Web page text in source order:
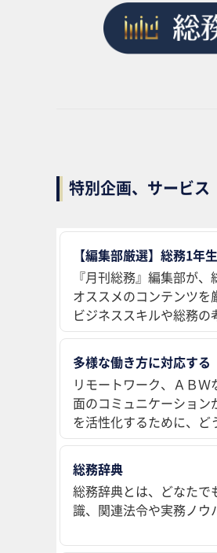
特別企画、サービス
【編集部厳選】総務1年
『月刊総務』編集部が
オススメのコンテンツを
ビジネススキルや総務
多様な働き方に対応す
リモートワーク、ＡＢ
面のコミュニケーショ
を活性化するために、ど
総務辞典
総務辞典とは、どなたで
識、関連法令や実務ノウ